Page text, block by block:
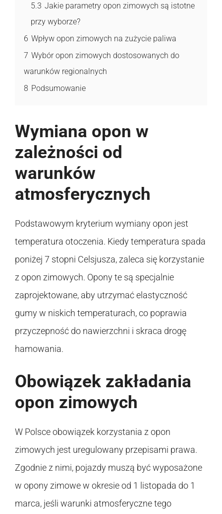
5.3 Jakie parametry opon zimowych są istotne
przy wyborze?
6 Wpływ opon zimowych na zużycie paliwa
7 Wybór opon zimowych dostosowanych do
warunków regionalnych
8 Podsumowanie
Wymiana opon w
zależności od
warunków
atmosferycznych
Podstawowym kryterium wymiany opon jest
temperatura otoczenia. Kiedy temperatura spada
poniżej 7 stopni Celsjusza, zaleca się korzystanie
z opon zimowych. Opony te są specjalnie
zaprojektowane, aby utrzymać elastyczność
gumy w niskich temperaturach, co poprawia
przyczepność do nawierzchni i skraca drogę
hamowania.
Obowiązek zakładania
opon zimowych
W Polsce obowiązek korzystania z opon
zimowych jest uregulowany przepisami prawa.
Zgodnie z nimi, pojazdy muszą być wyposażone
w opony zimowe w okresie od 1 listopada do 1
marca, jeśli warunki atmosferyczne tego